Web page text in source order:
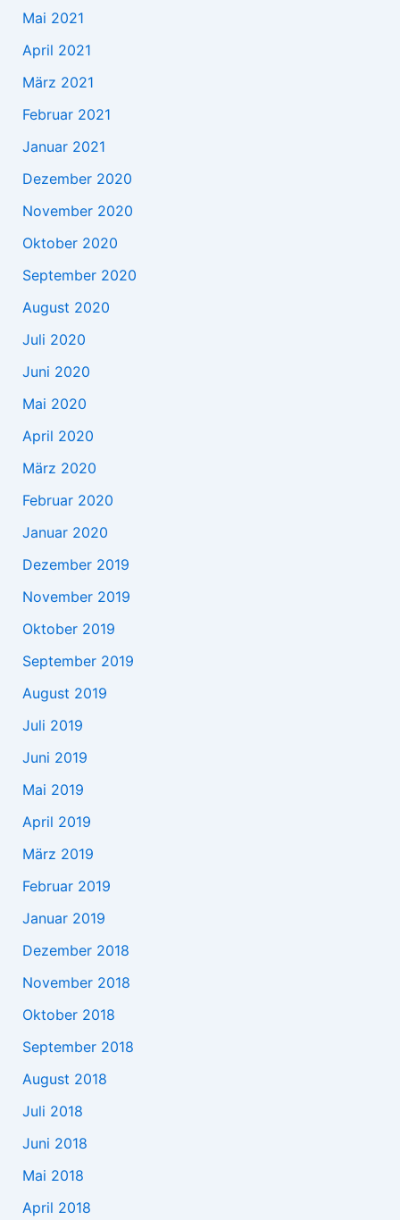
Mai 2021
April 2021
März 2021
Februar 2021
Januar 2021
Dezember 2020
November 2020
Oktober 2020
September 2020
August 2020
Juli 2020
Juni 2020
Mai 2020
April 2020
März 2020
Februar 2020
Januar 2020
Dezember 2019
November 2019
Oktober 2019
September 2019
August 2019
Juli 2019
Juni 2019
Mai 2019
April 2019
März 2019
Februar 2019
Januar 2019
Dezember 2018
November 2018
Oktober 2018
September 2018
August 2018
Juli 2018
Juni 2018
Mai 2018
April 2018